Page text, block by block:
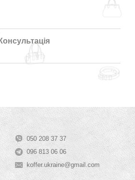
Консультація
050 208 37 37
096 813 06 06
koffer.ukraine@gmail.com